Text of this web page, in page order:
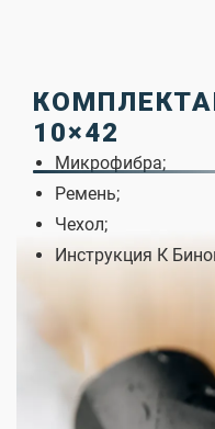
10×42
Микрофибра;
Ремень;
Чехол;
Инструкция К